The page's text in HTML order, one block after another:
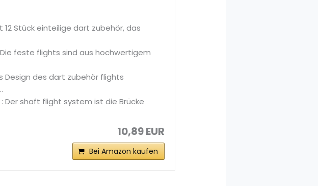
12 Stück einteilige dart zubehör, das
feste flights sind aus hochwertigem
Design des dart zubehör flights
Der shaft flight system ist die Brücke
10,89 EUR
Bei Amazon kaufen